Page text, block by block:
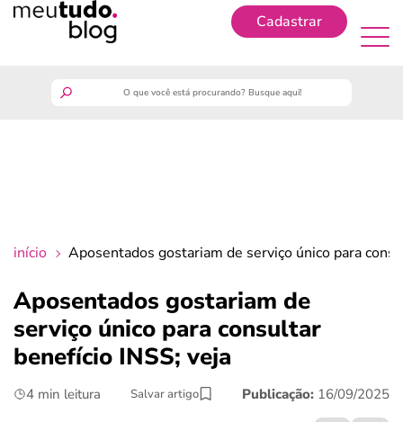
Cadastrar
crédito fácil
início Aposentados gostariam de serviço único para
Aposentados gostariam de
serviço único para consultar
benefício INSS; veja
4 min leitura Salvar artigo Publicação: 16/09/2025